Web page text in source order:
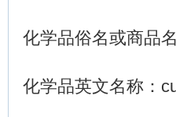
化学品俗名或商品名
化学品英文名称：